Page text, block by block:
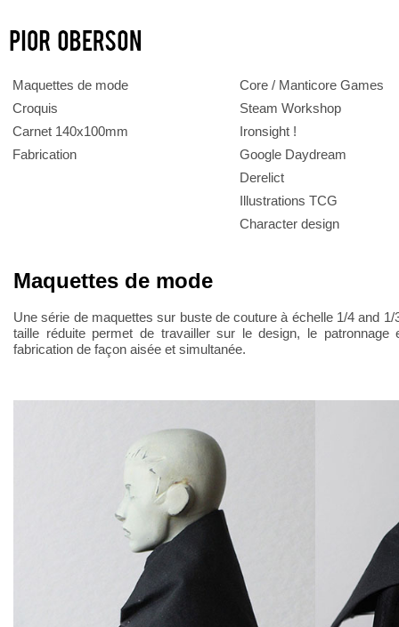
Maquettes de mode
Croquis
Carnet 140x100mm
Fabrication
Core / Manticore Games
Steam Workshop
Ironsight !
Google Daydream
Derelict
Illustrations TCG
Character design
Maquettes de mode
Une série de maquettes sur buste de couture à échelle 1/4 and 1/
taille réduite permet de travailler sur le design, le patronnage
fabrication de façon aisée et simultanée.